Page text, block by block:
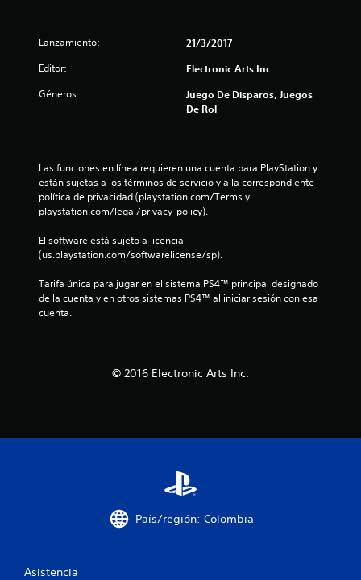
Lanzamiento: 21/3/2017
Editor: Electronic Arts Inc
Géneros:
Juego De Disparos, Juegos
De Rol
Las funciones en línea requieren una cuenta para PlayStation y
están sujetas a los términos de servicio y a la correspondiente
política de privacidad (playstation.com/Terms y
playstation.com/legal/privacy-policy).
El software está sujeto a licencia
(us.playstation.com/softwarelicense/sp).
Tarifa única para jugar en el sistema PS4™ principal designado
de la cuenta y en otros sistemas PS4™ al iniciar sesión con esa
cuenta.
© 2016 Electronic Arts Inc.
País/región: Colombia
Asistencia